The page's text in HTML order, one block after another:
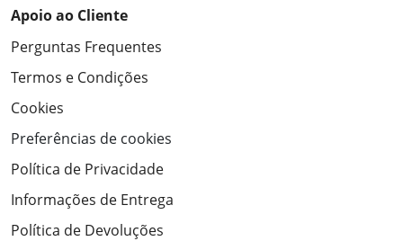
Apoio ao Cliente
Perguntas Frequentes
Termos e Condições
Cookies
Preferências de cookies
Política de Privacidade
Informações de Entrega
Política de Devoluções